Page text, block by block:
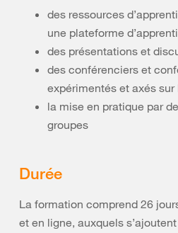
des ressources
une plateforme
des présentations et
des conférenciers et
expérimentés et axés sur
la mise en pratique par
groupes
Durée
La formation comprend 26
et en ligne, auxquels